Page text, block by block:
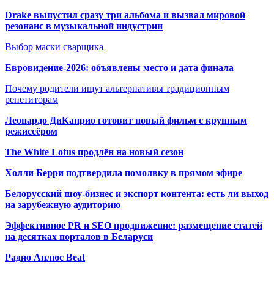
Drake выпустил сразу три альбома и вызвал мировой
резонанс в музыкальной индустрии
Выбор маски сварщика
Евровидение-2026: объявлены место и дата финала
Почему родители ищут альтернативы традиционным
репетиторам
Леонардо ДиКаприо готовит новый фильм с крупным
режиссёром
The White Lotus продлён на новый сезон
Холли Берри подтвердила помолвку в прямом эфире
Белорусский шоу-бизнес и экспорт контента: есть ли выход
на зарубежную аудиторию
Эффективное PR и SEO продвижение: размещение статей
на десятках порталов в Беларуси
Радио Аплюс Beat